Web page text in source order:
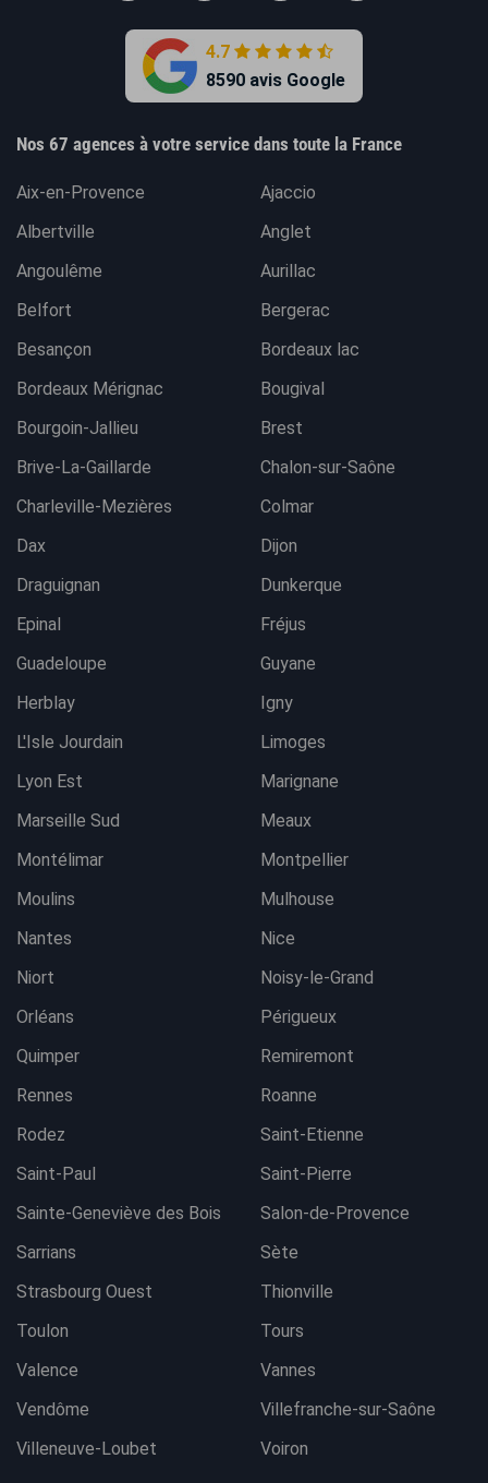
4.7
8590 avis Google
Nos 67 agences à votre service dans toute la France
Aix-en-Provence
Ajaccio
Albertville
Anglet
Angoulême
Aurillac
Belfort
Bergerac
Besançon
Bordeaux lac
Bordeaux Mérignac
Bougival
Bourgoin-Jallieu
Brest
Brive-La-Gaillarde
Chalon-sur-Saône
Charleville-Mezières
Colmar
Dax
Dijon
Draguignan
Dunkerque
Epinal
Fréjus
Guadeloupe
Guyane
Herblay
Igny
L'Isle Jourdain
Limoges
Lyon Est
Marignane
Marseille Sud
Meaux
Montélimar
Montpellier
Moulins
Mulhouse
Nantes
Nice
Niort
Noisy-le-Grand
Orléans
Périgueux
Quimper
Remiremont
Rennes
Roanne
Rodez
Saint-Etienne
Saint-Paul
Saint-Pierre
Sainte-Geneviève des Bois
Salon-de-Provence
Sarrians
Sète
Strasbourg Ouest
Thionville
Toulon
Tours
Valence
Vannes
Vendôme
Villefranche-sur-Saône
Villeneuve-Loubet
Voiron